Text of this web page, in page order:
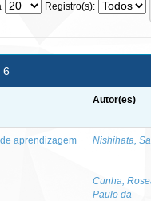
Registro(s):
6
Autor(es)
aprendizagem
Nishihata,
Cunha,
Paulo da